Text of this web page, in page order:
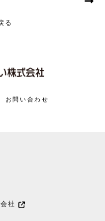
る
お問い合わせ
社